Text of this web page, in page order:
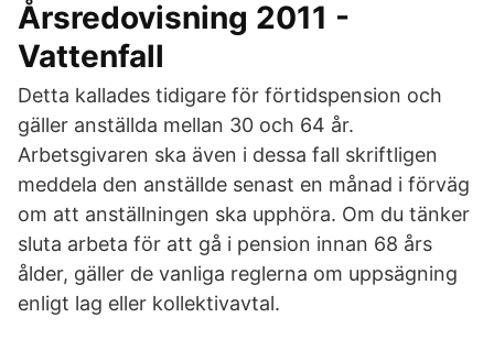
Årsredovisning 2011 -
Vattenfall
Detta kallades tidigare för förtidspension och
gäller anställda mellan 30 och 64 år.
Arbetsgivaren ska även i dessa fall skriftligen
meddela den anställde senast en månad i förväg
om att anställningen ska upphöra. Om du tänker
sluta arbeta för att gå i pension innan 68 års
ålder, gäller de vanliga reglerna om uppsägning
enligt lag eller kollektivavtal.